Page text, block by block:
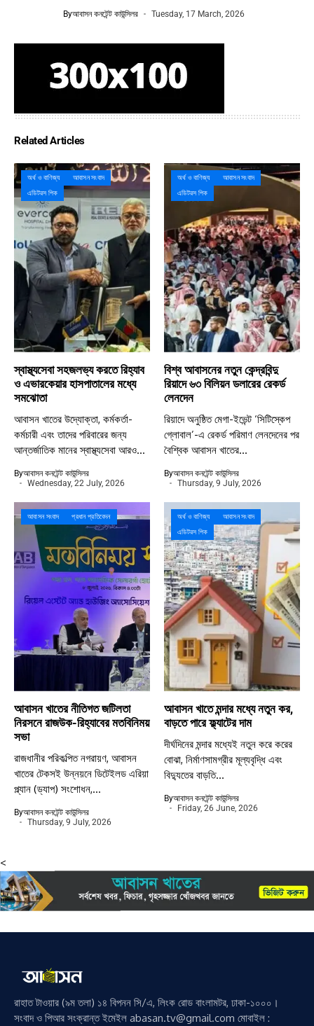
Byআবাসন কনটেন্ট কাউন্সিলর Tuesday, 17 March, 2026
Related Articles
অর্থ ও বাণিজ্য
আবাসন সংবাদ
এডিটরস পিক
স্বাস্থ্যসেবা সহজলভ্য করতে রিহ্যাব
ও এভারকেয়ার হাসপাতালের মধ্যে
সমঝোতা
আবাসন খাতের উদ্যোক্তা, কর্মকর্তা-
কর্মচারী এবং তাদের পরিবারের জন্য
আন্তর্জাতিক মানের স্বাস্থ্যসেবা আরও...
Byআবাসন কনটেন্ট কাউন্সিলর
Wednesday, 22 July, 2026
অর্থ ও বাণিজ্য
আবাসন সংবাদ
এডিটরস পিক
বিশ্ব আবাসনের নতুন কেন্দ্রবিন্দু
রিয়াদে ৬৩ বিলিয়ন ডলারের রেকর্ড
লেনদেন
রিয়াদে অনুষ্ঠিত মেগা-ইভেন্ট ‘সিটিস্কেপ
গ্লোবাল’-এ রেকর্ড পরিমাণ লেনদেনের পর
বৈশ্বিক আবাসন খাতের...
Byআবাসন কনটেন্ট কাউন্সিলর
Thursday, 9 July, 2026
আবাসন সংবাদ প্রধান প্রতিবেদন
আবাসন খাতের নীতিগত জটিলতা
নিরসনে রাজউক-রিহ্যাবের মতবিনিময়
সভা
রাজধানীর পরিকল্পিত নগরায়ণ, আবাসন
খাতের টেকসই উন্নয়নে ডিটেইলড এরিয়া
প্ল্যান (ড্যাপ) সংশোধন,...
Byআবাসন কনটেন্ট কাউন্সিলর
Thursday, 9 July, 2026
অর্থ ও বাণিজ্য
আবাসন সংবাদ
এডিটরস পিক
আবাসন খাতে মন্দার মধ্যে নতুন কর,
বাড়তে পারে ফ্ল্যাটের দাম
দীর্ঘদিনের মন্দার মধ্যেই নতুন করে করের
বোঝা, নির্মাণসামগ্রীর মূল্যবৃদ্ধি এবং
বিদ্যুতের বাড়তি...
Byআবাসন কনটেন্ট কাউন্সিলর
Friday, 26 June, 2026
<
রাহাত টাওয়ার (৯ম তলা) ১৪ বিপনন সি/এ, লিংক রোড বাংলামটর, ঢাকা-১০০০।
সংবাদ ও পিআর সংক্রান্ত ইমেইল abasan.tv@gmail.com মোবাইল :